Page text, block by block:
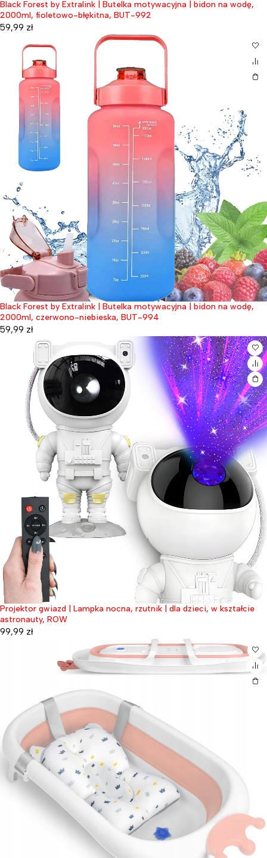
Black Forest by Extralink | Butelka motywacyjna | bidon na wodę,
2000ml, fioletowo-błękitna, BUT-992
59,99 zł
Black Forest by Extralink | Butelka motywacyjna | bidon na wodę,
2000ml, czerwono-niebieska, BUT-994
59,99 zł
Projektor gwiazd | Lampka nocna, rzutnik | dla dzieci, w kształcie
astronauty, ROW
99,99 zł